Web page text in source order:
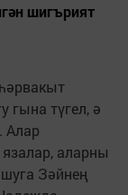
шигърият
гына түгел, ә
Алар
аларны
Зәйнең